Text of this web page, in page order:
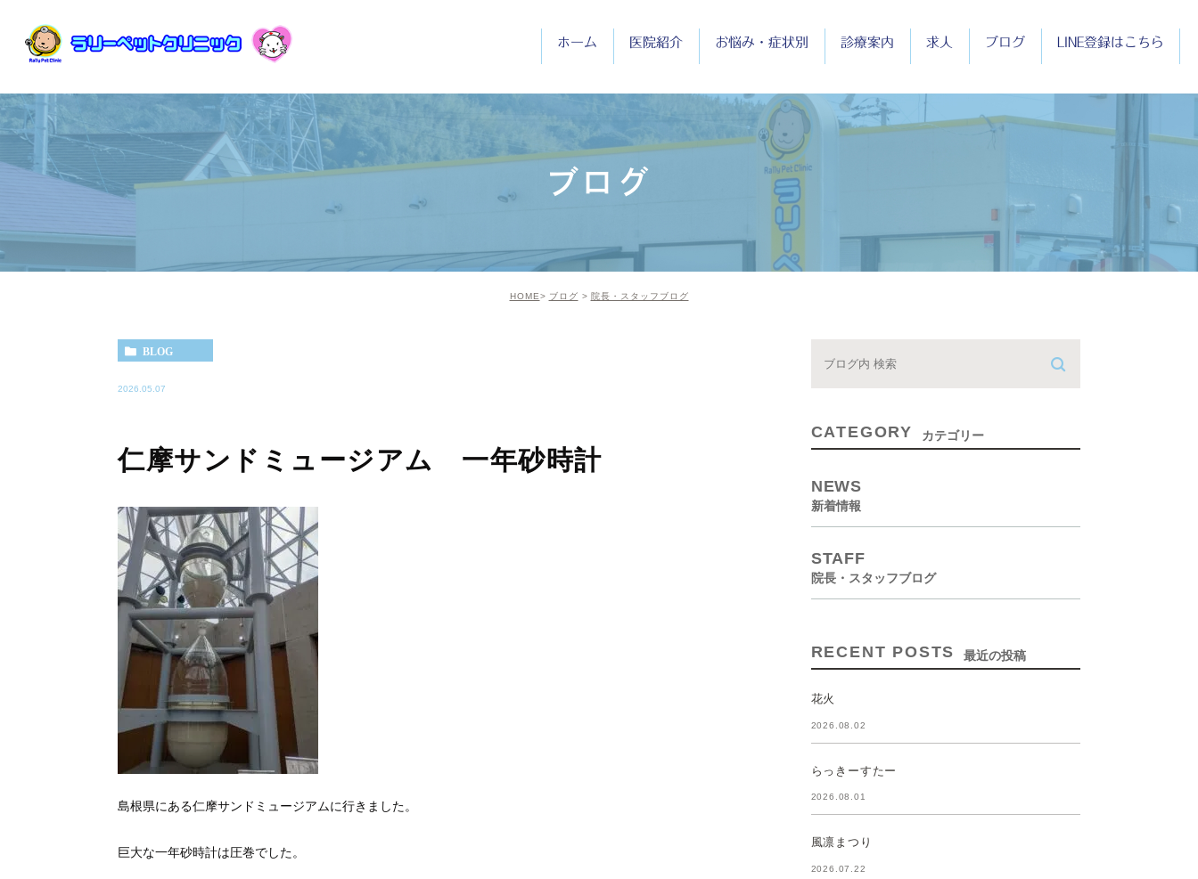
ホーム 医院紹介
院長紹介
診療時間
お悩み・症状別 診療案内 求人 ブログ LINE登録はこちら
ブログ
HOME ブログ 院長・スタッフブログ
BLOG
2026.05.07
仁摩サンドミュージアム 一年砂時計
島根県にある仁摩サンドミュージアムに行きました。
巨大な一年砂時計は圧巻でした。
CATEGORY カテゴリー
NEWS
新着情報
STAFF
院長・スタッフブログ
RECENT POSTS 最近の投稿
花火
2026.08.02
らっきーすたー
2026.08.01
風凛まつり
2026.07.22